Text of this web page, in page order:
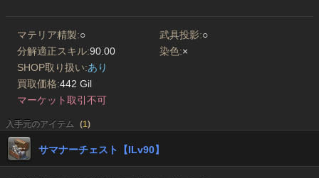
マテリア精製:○ 武具投影:○
分解適正スキル:90.00 染色:×
SHOP取り扱い:あり
買取価格:442 Gil
マーケット取引不可
入手元のアイテム (1)
サマナーチェスト【ILv90】